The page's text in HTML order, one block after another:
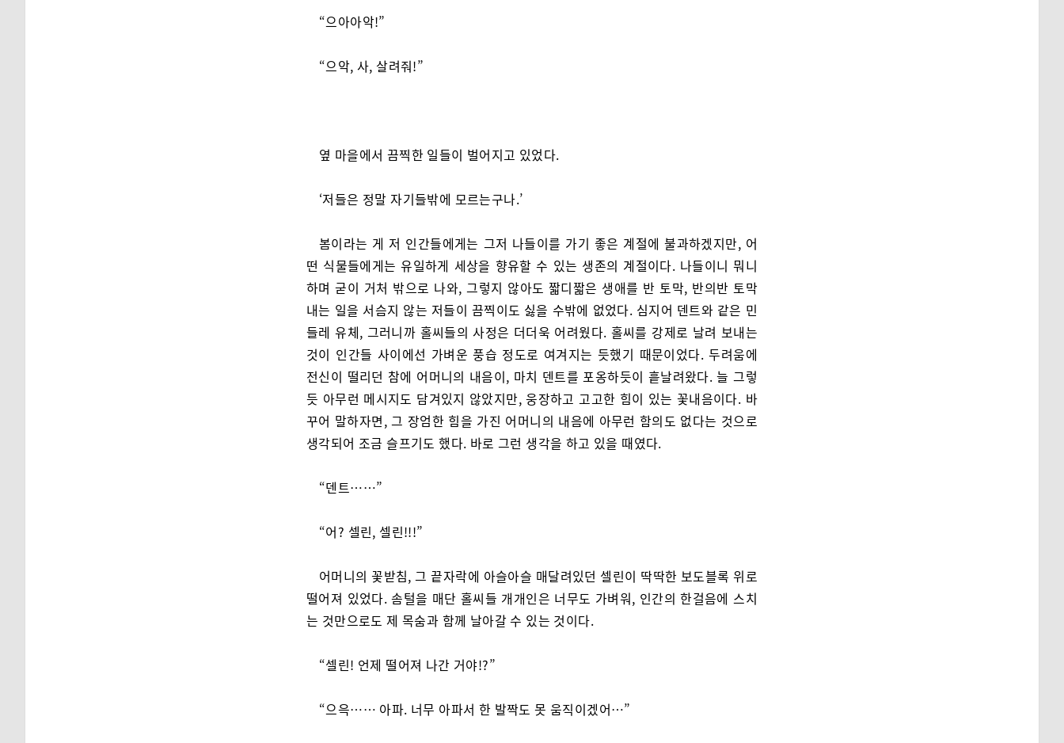
“으아아악!”
“으악, 사, 살려줘!”
옆 마을에서 끔찍한 일들이 벌어지고 있었다.
‘저들은 정말 자기들밖에 모르는구나.’
봄이라는 게 저 인간들에게는 그저 나들이를 가기 좋은 계절에 불과하겠지만, 어
떤 식물들에게는 유일하게 세상을 향유할 수 있는 생존의 계절이다. 나들이니 뭐니
하며 굳이 거처 밖으로 나와, 그렇지 않아도 짧디짧은 생애를 반 토막, 반의반 토막
내는 일을 서슴지 않는 저들이 끔찍이도 싫을 수밖에 없었다. 심지어 덴트와 같은 민
들레 유체, 그러니까 홀씨들의 사정은 더더욱 어려웠다. 홀씨를 강제로 날려 보내는
것이 인간들 사이에선 가벼운 풍습 정도로 여겨지는 듯했기 때문이었다. 두려움에
전신이 떨리던 참에 어머니의 내음이, 마치 덴트를 포옹하듯이 흩날려왔다. 늘 그렇
듯 아무런 메시지도 담겨있지 않았지만, 웅장하고 고고한 힘이 있는 꽃내음이다. 바
꾸어 말하자면, 그 장엄한 힘을 가진 어머니의 내음에 아무런 함의도 없다는 것으로
생각되어 조금 슬프기도 했다. 바로 그런 생각을 하고 있을 때였다.
“덴트……”
“어? 셀린, 셀린!!!”
어머니의 꽃받침, 그 끝자락에 아슬아슬 매달려있던 셀린이 딱딱한 보도블록 위로
떨어져 있었다. 솜털을 매단 홀씨들 개개인은 너무도 가벼워, 인간의 한걸음에 스치
는 것만으로도 제 목숨과 함께 날아갈 수 있는 것이다.
“셀린! 언제 떨어져 나간 거야!?”
“으윽…… 아파. 너무 아파서 한 발짝도 못 움직이겠어…”